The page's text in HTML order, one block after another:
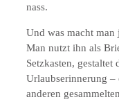
nass.
Und was macht man
Man nutzt ihn als
Setzkasten,
Urlaubserinnerung
anderen